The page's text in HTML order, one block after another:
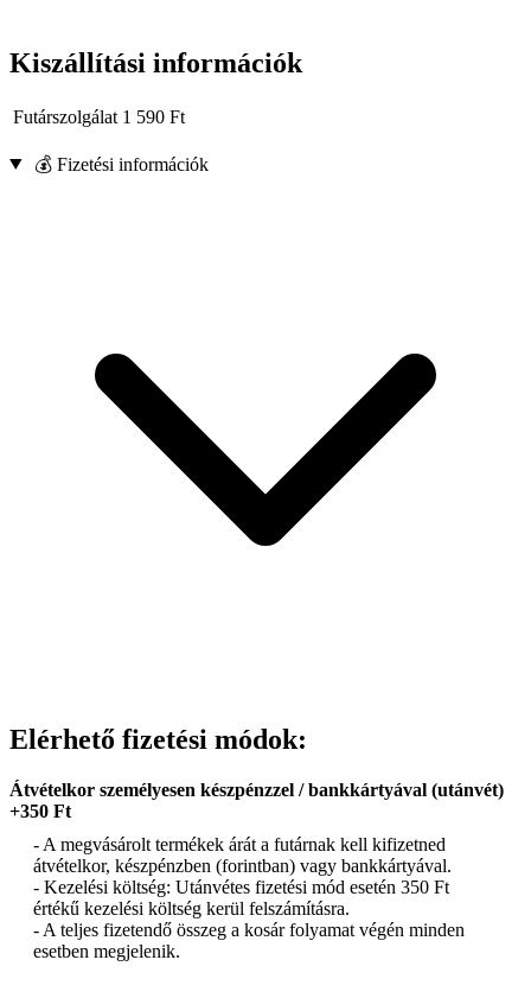
Kiszállítási információk
Futárszolgálat 1 590 Ft
💰 Fizetési információk
Elérhető fizetési módok:
Átvételkor személyesen készpénzzel / bankkártyával (utánvét)
+350 Ft
- A megvásárolt termékek árát a futárnak kell kifizetned
átvételkor, készpénzben (forintban) vagy bankkártyával.
- Kezelési költség: Utánvétes fizetési mód esetén 350 Ft
értékű kezelési költség kerül felszámításra.
- A teljes fizetendő összeg a kosár folyamat végén minden
esetben megjelenik.